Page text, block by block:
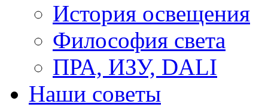
История освещения
Философия света
ПРА, ИЗУ, DALI
Наши советы